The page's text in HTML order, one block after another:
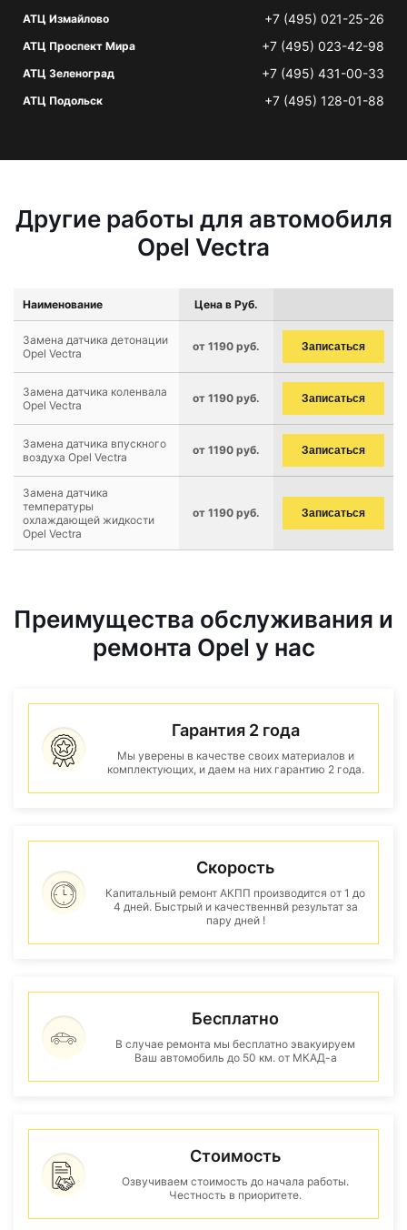
АТЦ Измайлово +7 (495) 021-25-26
АТЦ Проспект Мира +7 (495) 023-42-98
АТЦ Зеленоград +7 (495) 431-00-33
АТЦ Подольск +7 (495) 128-01-88
Другие работы для автомобиля
Opel Vectra
Наименование Цена в Руб.
Замена датчика детонации
Opel Vectra
от 1190 руб. Записаться
Замена датчика коленвала
Opel Vectra
от 1190 руб. Записаться
Замена датчика впускного
воздуха Opel Vectra
от 1190 руб. Записаться
Замена датчика
температуры
охлаждающей жидкости
Opel Vectra
от 1190 руб. Записаться
Преимущества обслуживания и
ремонта Opel у нас
Гарантия 2 года
Мы уверены в качестве своих материалов и
комплектующих, и даем на них гарантию 2 года.
Скорость
Капитальный ремонт АКПП производится от 1 до
4 дней. Быстрый и качественнвй результат за
пару дней !
Бесплатно
В случае ремонта мы бесплатно эвакуируем
Ваш автомобиль до 50 км. от МКАД-а
Стоимость
Озвучиваем стоимость до начала работы.
Честность в приоритете.